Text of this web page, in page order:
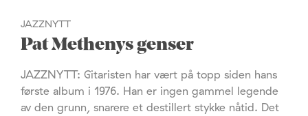
JAZZNYTT
Pat Methenys genser
JAZZNYTT: Gitaristen har vært på topp siden hans
første album i 1976. Han er ingen gammel legende
av den grunn, snarere et destillert stykke nåtid. Det